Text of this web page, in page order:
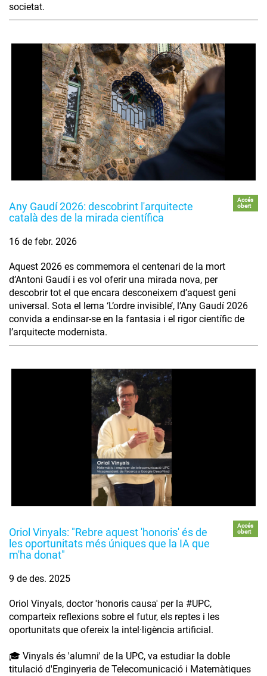
societat.
Any Gaudí 2026: descobrint l'arquitecte
català des de la mirada científica
Accés
obert
16 de febr. 2026
Aquest 2026 es commemora el centenari de la mort
d’Antoni Gaudí i es vol oferir una mirada nova, per
descobrir tot el que encara desconeixem d’aquest geni
universal. Sota el lema ‘L’ordre invisible’, l’Any Gaudí 2026
convida a endinsar-se en la fantasia i el rigor científic de
l’arquitecte modernista.
Oriol Vinyals: "Rebre aquest 'honoris' és de
les oportunitats més úniques que la IA que
m'ha donat"
Accés
obert
9 de des. 2025
Oriol Vinyals, doctor 'honoris causa' per la #UPC,
comparteix reflexions sobre el futur, els reptes i les
oportunitats que ofereix la intel·ligència artificial.
🎓 Vinyals és 'alumni' de la UPC, va estudiar la doble
titulació d'Enginyeria de Telecomunicació i Matemàtiques